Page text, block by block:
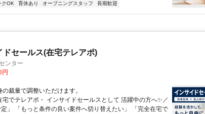
クOK 育休あり オープニングスタッフ 長期歓迎
ドセールス(在宅テレアポ)
ンター
円
裁量で調整いただけます。
でテレアポ・ インサイドセールスとして 活躍中の方へ✨／
定」 「もっと条件の良い案件へ切り替えたい」 「完全在宅で